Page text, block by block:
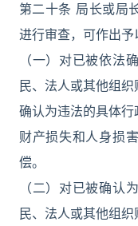
第二十条 局长或局
进行审查，可作出予
（一）对已被依法
民、法人或其他组
确认为违法的具体
财产损失和人身损
偿。
（二）对已被确认
民、法人或其他组